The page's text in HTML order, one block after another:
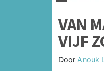
VAN
VIJF
Door Anouk